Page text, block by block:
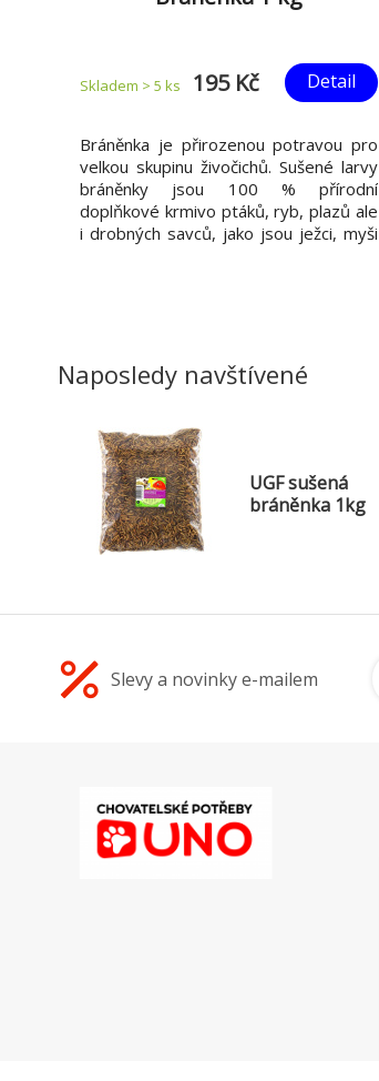
Skladem > 5 ks 195 Kč Detail
Bráněnka je přirozenou potravou pro
velkou skupinu živočichů. Sušené larvy
bráněnky jsou 100 % přírodní
doplňkové krmivo ptáků, ryb, plazů ale
i drobných savců, jako jsou ježci, myši
Naposledy navštívené
UGF sušená
bráněnka 1kg
Slevy a novinky e-mailem